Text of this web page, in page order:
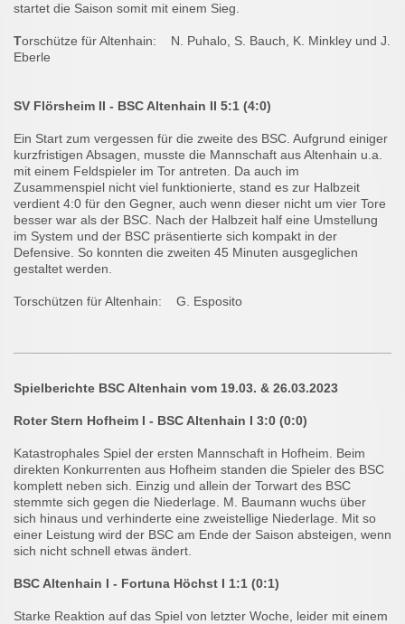
startet die Saison somit mit einem Sieg.
Torschütze für Altenhain: N. Puhalo, S. Bauch, K. Minkley und J.
Eberle
SV Flörsheim II - BSC Altenhain II 5:1 (4:0)
Ein Start zum vergessen für die zweite des BSC. Aufgrund einiger
kurzfristigen Absagen, musste die Mannschaft aus Altenhain u.a.
mit einem Feldspieler im Tor antreten. Da auch im
Zusammenspiel nicht viel funktionierte, stand es zur Halbzeit
verdient 4:0 für den Gegner, auch wenn dieser nicht um vier Tore
besser war als der BSC. Nach der Halbzeit half eine Umstellung
im System und der BSC präsentierte sich kompakt in der
Defensive. So konnten die zweiten 45 Minuten ausgeglichen
gestaltet werden.
Torschützen für Altenhain: G. Esposito
Spielberichte BSC Altenhain vom 19.03. & 26.03.2023
Roter Stern Hofheim I - BSC Altenhain I 3:0 (0:0)
Katastrophales Spiel der ersten Mannschaft in Hofheim. Beim
direkten Konkurrenten aus Hofheim standen die Spieler des BSC
komplett neben sich. Einzig und allein der Torwart des BSC
stemmte sich gegen die Niederlage. M. Baumann wuchs über
sich hinaus und verhinderte eine zweistellige Niederlage. Mit so
einer Leistung wird der BSC am Ende der Saison absteigen, wenn
sich nicht schnell etwas ändert.
BSC Altenhain I - Fortuna Höchst I 1:1 (0:1)
Starke Reaktion auf das Spiel von letzter Woche, leider mit einem